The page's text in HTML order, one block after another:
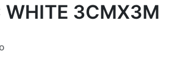
WHITE 3CMX3M